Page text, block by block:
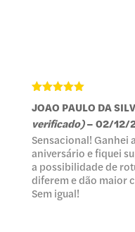
de 5
JOAO PAULO DA
verificado) –02/12/
Sensacional! Ganhei
aniversário e fiquei
a possibilidade de
diferem e dão maior
Sem igual!